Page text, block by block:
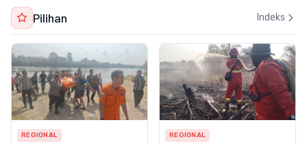
Pilihan Indeks
REGIONAL REGIONAL